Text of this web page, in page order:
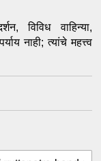
विविध वाहिन्या,
नाही; त्यांचे महत्त्व